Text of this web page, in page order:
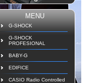
MENU
G-SHOCK
G-SHOCK
PROFESIONAL
BABY-G
EDIFICE
CASIO Radio Controlled